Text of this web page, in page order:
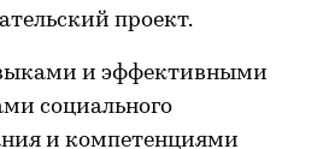
проект.
и эффективными
социального
и компетенциями